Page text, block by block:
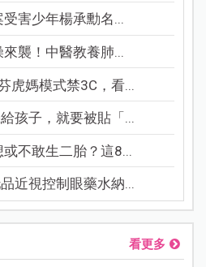
害少年楊承勳名...
襲！中醫教養肺...
虎媽模式禁3C，看...
孩子，就要被貼「...
不敢生二胎？這8...
近視控制眼藥水納...
看更多